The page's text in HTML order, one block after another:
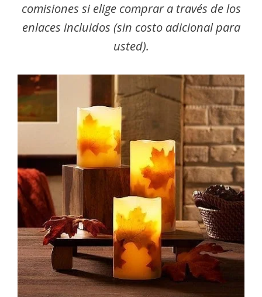
comisiones si elige comprar a través de los
enlaces incluidos (sin costo adicional para
usted).